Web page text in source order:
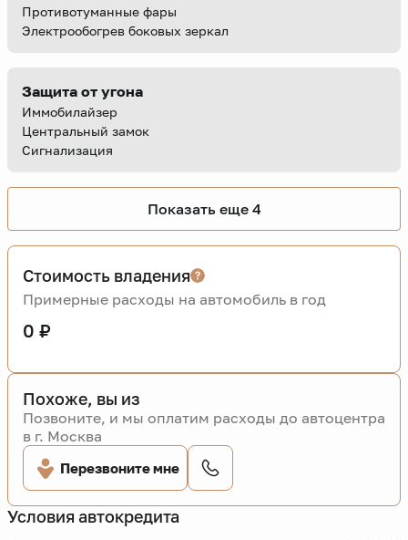
Противотуманные фары
Электрообогрев боковых зеркал
Защита от угона
Иммобилайзер
Центральный замок
Сигнализация
Показать еще 4
Условия автокредита
Стоимость владения
Примерные расходы на автомобиль в год
0 ₽
Похоже, вы из
Позвоните, и мы оплатим расходы до автоцентра
в г. Москва
Перезвоните мне